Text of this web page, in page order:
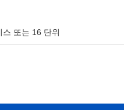
또는 16 단위